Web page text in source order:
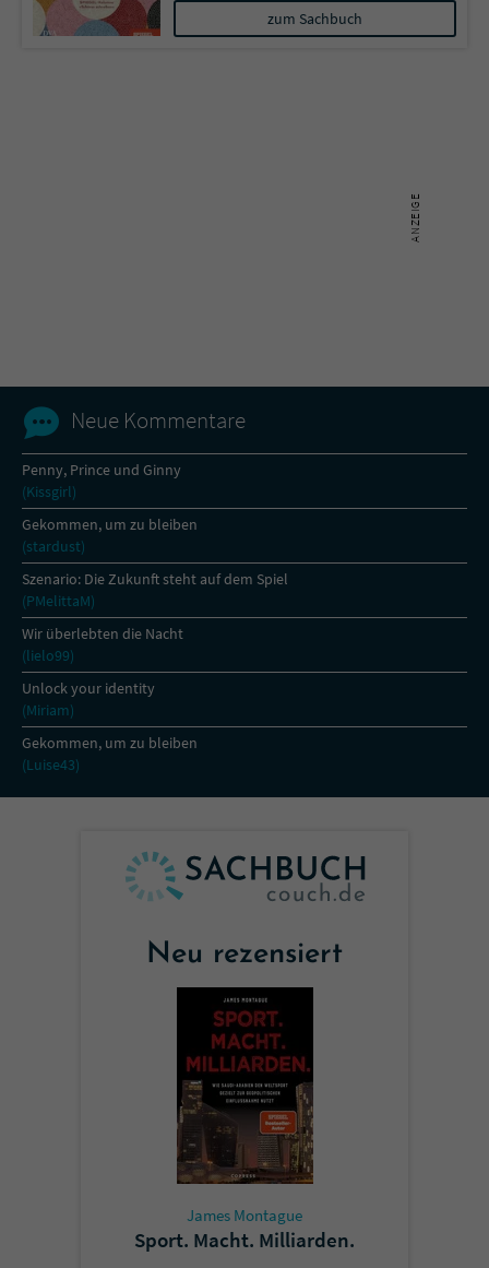
zum Sachbuch
Neue Kommentare
Penny, Prince und Ginny
(Kissgirl)
Gekommen, um zu bleiben
(stardust)
Szenario: Die Zukunft steht auf dem Spiel
(PMelittaM)
Wir überlebten die Nacht
(lielo99)
Unlock your identity
(Miriam)
Gekommen, um zu bleiben
(Luise43)
Neu rezensiert
James Montague
Sport. Macht. Milliarden.